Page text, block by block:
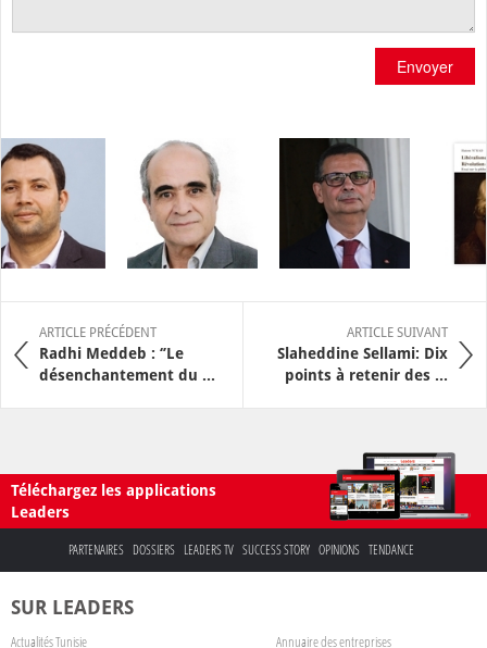
Envoyer
ARTICLE PRÉCÉDENT
Radhi Meddeb : ‘’Le
désenchantement du ...
ARTICLE SUIVANT
Slaheddine Sellami: Dix
points à retenir des ...
Téléchargez les applications
Leaders
PARTENAIRES DOSSIERS LEADERS TV SUCCESS STORY OPINIONS TENDANCE
SUR LEADERS
Actualités Tunisie Annuaire des entreprises